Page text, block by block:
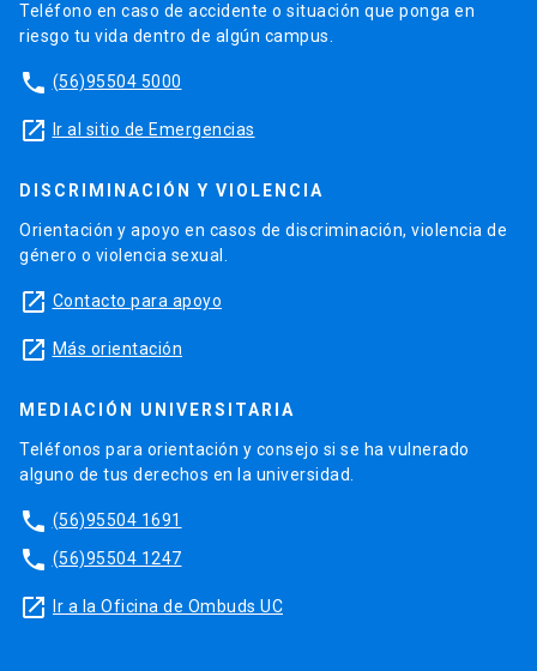
Teléfono en caso de accidente o situación que ponga en
riesgo tu vida dentro de algún campus.
phone (56)95504 5000
launch Ir al sitio de Emergencias
DISCRIMINACIÓN Y VIOLENCIA
Orientación y apoyo en casos de discriminación, violencia de
género o violencia sexual.
launch Contacto para apoyo
launch Más orientación
MEDIACIÓN UNIVERSITARIA
Teléfonos para orientación y consejo si se ha vulnerado
alguno de tus derechos en la universidad.
phone (56)95504 1691
phone (56)95504 1247
launch Ir a la Oficina de Ombuds UC